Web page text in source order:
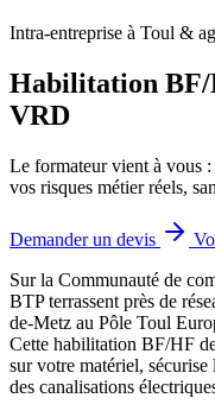
Intra-entreprise à Toul &
Habilitation
VRD
Le formateur vient à vous
vos risques métier réels,
Demander un devis
Sur la Communauté de
BTP terrassent près de
de-Metz au Pôle Toul
Cette habilitation BF/HF
sur votre matériel,
des canalisations